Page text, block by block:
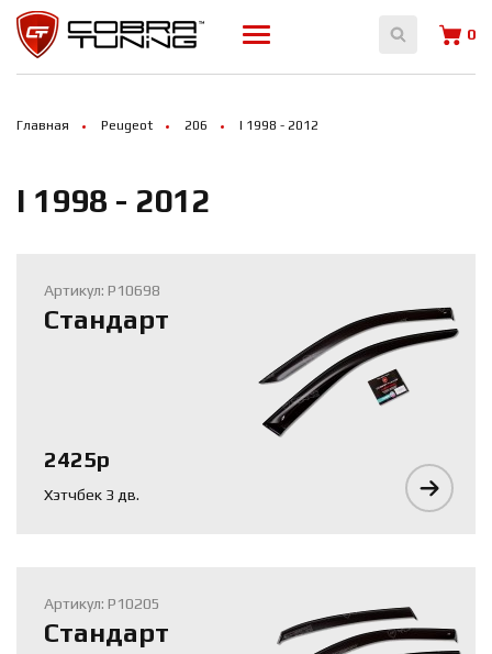
Array ( [0] => 14994 [1] => 14995 [2] => 14997 )
0
Главная Peugeot 206 I 1998 - 2012
I 1998 - 2012
Артикул: P10698
Стандарт
2425р
Хэтчбек 3 дв.
Артикул: P10205
Стандарт